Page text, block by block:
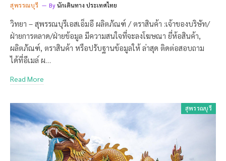
สุพรรณบุรี By นักเดินทาง ประเทศไทย
วิทยา – สุพรรณบุรีเอสเอ็มอี ผลิตภัณฑ์ / ตราสินค้า :เจ้าของบริษัท/
ฝ่ายการตลาด/ฝ่ายข้อมูล มีความสนใจที่จะลงโฆษณา ยี่ห้อสินค้า,
ผลิตภัณฑ์, ตราสินค้า หรือปรับฐานข้อมูลให้ ล่าสุด ติดต่อสอบถาม
ได้ที่อีเมล์ ผ…
Read More
สุพรรณบุรี